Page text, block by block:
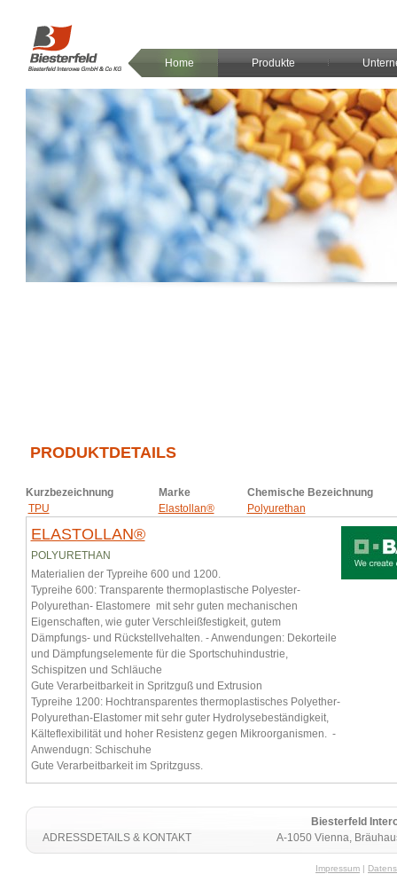
Home Produkte
PRODUKTDETAILS
Kurzbezeichnung Marke
Chemische Bezeichnung
TPU
Elastollan® Polyurethan
ELASTOLLAN®
POLYURETHAN
Materialien der Typreihe 600 und 1200.
Typreihe 600: Transparente thermoplastische Polyester-
Polyurethan- Elastomere mit sehr guten mechanischen
Eigenschaften, wie guter Verschleißfestigkeit, gutem
Dämpfungs- und Rückstellvehalten. - Anwendungen: Dekorteile
und Dämpfungselemente für die Sportschuhindustrie,
Schispitzen und Schläuche
Gute Verarbeitbarkeit in Spritzguß und Extrusion
Typreihe 1200: Hochtransparentes thermoplastisches Polyether-
Polyurethan-Elastomer mit sehr guter Hydrolysebeständigkeit,
Kälteflexibilität und hoher Resistenz gegen Mikroorganismen. -
Anwendugn: Schischuhe
Gute Verarbeitbarkeit im Spritzguss.
Biesterfeld
A-1050 Vienna,
ADRESSDETAILS & KONTAKT
Impressum |